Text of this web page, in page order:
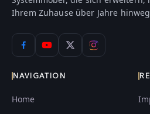
Ihrem Zuhause über Jahre
NAVIGATION
Home